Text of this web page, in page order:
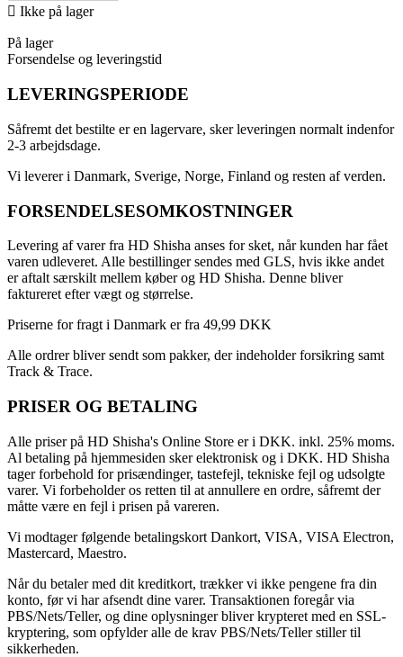
 Ikke på lager
På lager
Forsendelse og leveringstid
LEVERINGSPERIODE
Såfremt det bestilte er en lagervare, sker leveringen normalt indenfor
2-3 arbejdsdage.
Vi leverer i Danmark, Sverige, Norge, Finland og resten af verden.
FORSENDELSESOMKOSTNINGER
Levering af varer fra HD Shisha anses for sket, når kunden har fået
varen udleveret. Alle bestillinger sendes med GLS, hvis ikke andet
er aftalt særskilt mellem køber og HD Shisha. Denne bliver
faktureret efter vægt og størrelse.
Priserne for fragt i Danmark er fra 49,99 DKK
Alle ordrer bliver sendt som pakker, der indeholder forsikring samt
Track & Trace.
PRISER OG BETALING
Alle priser på HD Shisha's Online Store er i DKK. inkl. 25% moms.
Al betaling på hjemmesiden sker elektronisk og i DKK. HD Shisha
tager forbehold for prisændinger, tastefejl, tekniske fejl og udsolgte
varer. Vi forbeholder os retten til at annullere en ordre, såfremt der
måtte være en fejl i prisen på vareren.
Vi modtager følgende betalingskort Dankort, VISA, VISA Electron,
Mastercard, Maestro.
Når du betaler med dit kreditkort, trækker vi ikke pengene fra din
konto, før vi har afsendt dine varer. Transaktionen foregår via
PBS/Nets/Teller, og dine oplysninger bliver krypteret med en SSL-
kryptering, som opfylder alle de krav PBS/Nets/Teller stiller til
sikkerheden.